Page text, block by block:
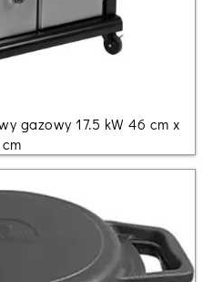
gazowy 17.5 kW 46 cm x